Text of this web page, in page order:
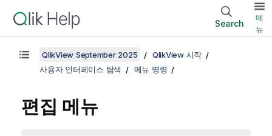
Search
메
뉴
QlikView September 2025
QlikView 시작
사용자 인터페이스 탐색
메뉴 명령
편집 메뉴